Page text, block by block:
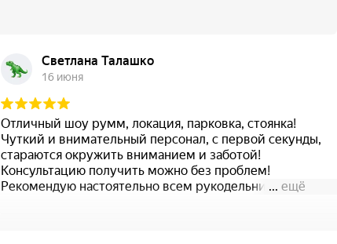
Светлана Талашко
16 июня
Отличный шоу румм, локация, парковка, стоянка!
Чуткий и внимательный персонал, с первой секунды,
стараются окружить вниманием и заботой!
Консультацию получить можно без проблем!
Рекомендую настоятельно всем рукодельницам!
... ещё